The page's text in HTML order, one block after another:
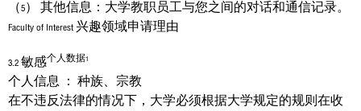
（5） 其他信息：大学教职员工与您之间的对话和通信记录。
Faculty of Interest 兴趣领域申请理由
3.2 敏感个人数据1
个人信息 ： 种族、宗教
在不违反法律的情况下，大学必须根据大学规定的规则在收